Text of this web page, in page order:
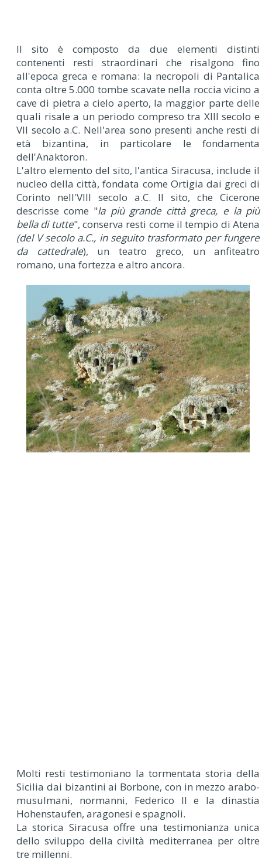
Il sito è composto da due elementi distinti
contenenti resti straordinari che risalgono fino
all'epoca greca e romana: la necropoli di Pantalica
conta oltre 5.000 tombe scavate nella roccia vicino a
cave di pietra a cielo aperto, la maggior parte delle
quali risale a un periodo compreso tra XIII secolo e
VII secolo a.C. Nell'area sono presenti anche resti di
età bizantina, in particolare le fondamenta
dell'Anaktoron.
L'altro elemento del sito, l'antica Siracusa, include il
nucleo della città, fondata come Ortigia dai greci di
Corinto nell'VIII secolo a.C. Il sito, che Cicerone
descrisse come "la più grande città greca, e la più
bella di tutte", conserva resti come il tempio di Atena
(del V secolo a.C., in seguito trasformato per fungere
da cattedrale), un teatro greco, un anfiteatro
romano, una fortezza e altro ancora.
Molti resti testimoniano la tormentata storia della
Sicilia dai bizantini ai Borbone, con in mezzo arabo-
musulmani, normanni, Federico II e la dinastia
Hohenstaufen, aragonesi e spagnoli.
La storica Siracusa offre una testimonianza unica
dello sviluppo della civiltà mediterranea per oltre
tre millenni.